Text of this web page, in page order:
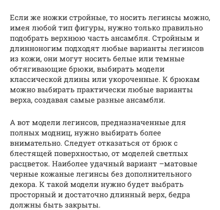
Если же ножки стройные, то носить легинсы можно,
имея любой тип фигуры, нужно только правильно
подобрать верхнюю часть ансамбля. Стройным и
длинноногим подходят любые варианты легинсов
из кожи, они могут носить белые или темные
обтягивающие брюки, выбирать модели
классической длины или укороченные. К брюкам
можно выбирать практически любые варианты
верха, создавая самые разные ансамбли.
А вот модели легинсов, предназначенные для
полных модниц, нужно выбирать более
внимательно. Следует отказаться от брюк с
блестящей поверхностью, от моделей светлых
расцветок. Наиболее удачный вариант –матовые
черные кожаные легинсы без дополнительного
декора. К такой модели нужно будет выбрать
просторный и достаточно длинный верх, бедра
должны быть закрыты.